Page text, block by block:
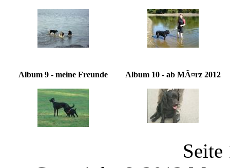
Album 9 - meine Freunde Album 10 - ab MÃ¤rz 2012